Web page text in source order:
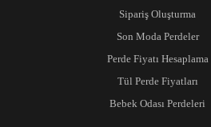
Sipariş Oluşturma
Son Moda Perdeler
Perde Fiyatı Hesaplama
Tül Perde Fiyatları
Bebek Odası Perdeleri